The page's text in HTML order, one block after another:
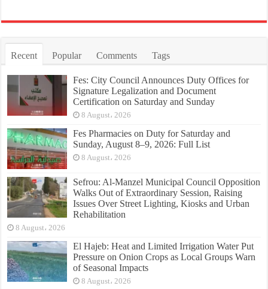
Recent Popular Comments Tags
Fes: City Council Announces Duty Offices for
Signature Legalization and Document
Certification on Saturday and Sunday
8 August، 2026
Fes Pharmacies on Duty for Saturday and
Sunday, August 8–9, 2026: Full List
8 August، 2026
Sefrou: Al-Manzel Municipal Council Opposition
Walks Out of Extraordinary Session, Raising
Issues Over Street Lighting, Kiosks and Urban
Rehabilitation
8 August، 2026
El Hajeb: Heat and Limited Irrigation Water Put
Pressure on Onion Crops as Local Groups Warn
of Seasonal Impacts
8 August، 2026